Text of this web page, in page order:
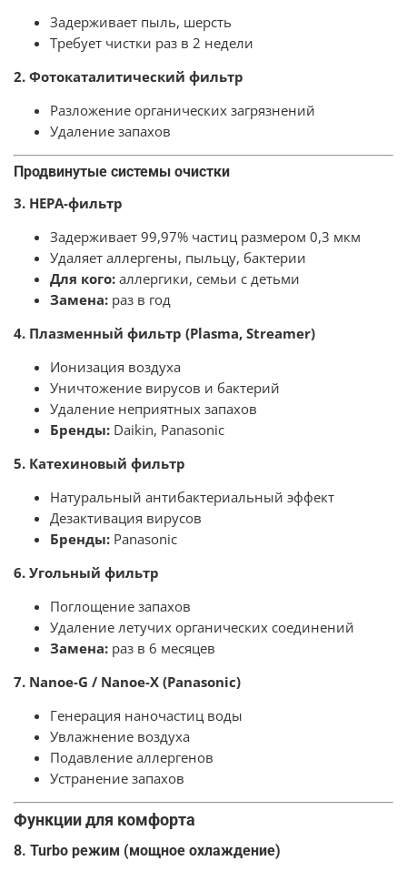
Задерживает пыль, шерсть
Требует чистки раз в 2 недели
2. Фотокаталитический фильтр
Разложение органических загрязнений
Удаление запахов
Продвинутые системы очистки
3. HEPA-фильтр
Задерживает 99,97% частиц размером 0,3 мкм
Удаляет аллергены, пыльцу, бактерии
Для кого:аллергики, семьи с детьми
Замена: раз в год
4. Плазменный фильтр (Plasma, Streamer)
Ионизация воздуха
Уничтожение вирусов и бактерий
Удаление неприятных запахов
Бренды: Daikin, Panasonic
5. Катехиновый фильтр
Натуральный антибактериальный эффект
Дезактивация вирусов
Бренды: Panasonic
6. Угольный фильтр
Поглощение запахов
Удаление летучих органических соединений
Замена: раз в 6 месяцев
7. Nanoe-G / Nanoe-X (Panasonic)
Генерация наночастиц воды
Увлажнение воздуха
Подавление аллергенов
Устранение запахов
Функции для комфорта
8. Turbo режим (мощное охлаждение)